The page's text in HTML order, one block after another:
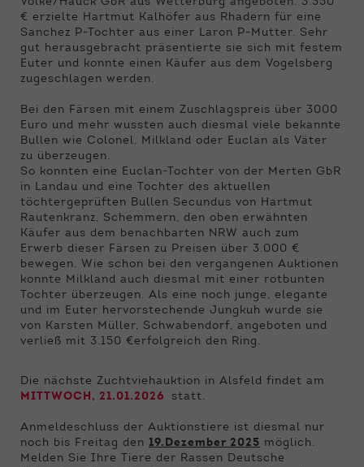
Volke/Hauck GbR aus Wetterburg angeboten. 3.350
€ erzielte Hartmut Kalhöfer aus Rhadern für eine
Sanchez P-Tochter aus einer Laron P-Mutter. Sehr
gut herausgebracht präsentierte sie sich mit festem
Euter und konnte einen Käufer aus dem Vogelsberg
zugeschlagen werden.
Bei den Färsen mit einem Zuschlagspreis über 3000
Euro und mehr wussten auch diesmal viele bekannte
Bullen wie Colonel, Milkland oder Euclan als Väter
zu überzeugen.
So konnten eine Euclan-Tochter von der Merten GbR
in Landau und eine Tochter des aktuellen
töchtergeprüften Bullen Secundus von Hartmut
Rautenkranz, Schemmern, den oben erwähnten
Käufer aus dem benachbarten NRW auch zum
Erwerb dieser Färsen zu Preisen über 3.000 €
bewegen. Wie schon bei den vergangenen Auktionen
konnte Milkland auch diesmal mit einer rotbunten
Tochter überzeugen. Als eine noch junge, elegante
und im Euter hervorstechende Jungkuh wurde sie
von Karsten Müller, Schwabendorf, angeboten und
verließ mit 3.150 €erfolgreich den Ring.
Die nächste Zuchtviehauktion in Alsfeld findet am
MITTWOCH , 21.01.2026 statt.
Anmeldeschluss der Auktionstiere ist diesmal nur
noch bis Freitag den 19.Dezember 2025 möglich.
Melden Sie Ihre Tiere der Rassen Deutsche